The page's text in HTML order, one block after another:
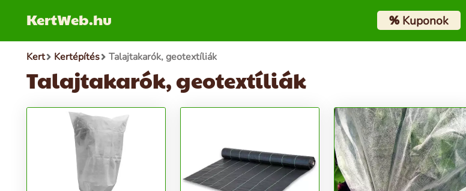
KertWeb.hu %Kuponok
Kert Kertépítés Talajtakarók, geotextíliák
Talajtakarók, geotextíliák